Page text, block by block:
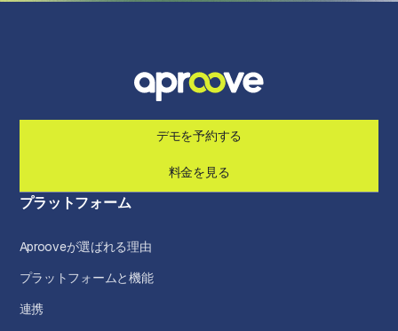
デモを予約する
料金を見る
プラットフォーム
Aprooveが選ばれる理由
プラットフォームと機能
連携